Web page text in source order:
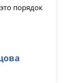
порядок